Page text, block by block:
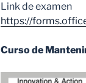
Link de examen
https://
Curso de